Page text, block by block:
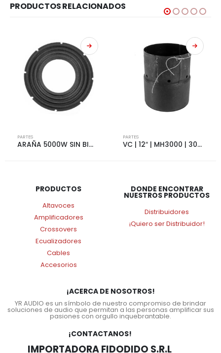
PRODUCTOS RELACIONADOS
PARTES
ARAÑA 5000W SIN BIGOTE | 7150
PARTES
VC | 12″ | MH3000 | 3000W | 4+4 OHMS | 5405
PRODUCTOS
Altavoces
Amplificadores
Crossovers
Ecualizadores
Cables
Accesorios
DONDE ENCONTRAR
NUESTROS PRODUCTOS
Distribuidores
¡Quiero ser Distribuidor!
¡ACERCA DE NOSOTROS!
YR AUDIO es un símbolo de nuestro compromiso de brindar
soluciones de audio que permitan a las personas amplificar sus
pasiones con orgullo inquebrantable.
¡CONTACTANOS!
IMPORTADORA FIDODIDO S.R.L